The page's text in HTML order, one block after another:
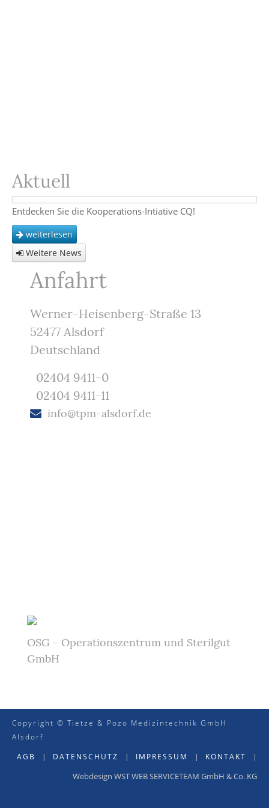
Aktuell
Entdecken Sie die Kooperations-Intiative CQ!
weiterlesen
Weitere News
Anfahrt
Werner-Heisenberg-Straße 13
52477 Alsdorf
Deutschland
02404 9411-0
02404 9411-11
info@tpm-alsdorf.de
OSG - Operationszentrum und Sterilgut
GmbH
Copyright © Tietze & Pozo Medizintechnik GmbH
Alsdorf
AGB
| DATENSCHUTZ | IMPRESSUM | KONTAKT |
Webdesign WST WEB SERVICETEAM GmbH & Co. KG